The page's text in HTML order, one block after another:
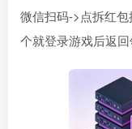
微信扫码->点拆红
个就登录游戏后返回